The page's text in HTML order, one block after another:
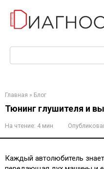
контенту
Главная » Блог
Тюнинг глушителя и
На чтение: 4 мин
Каждый автолюбитель